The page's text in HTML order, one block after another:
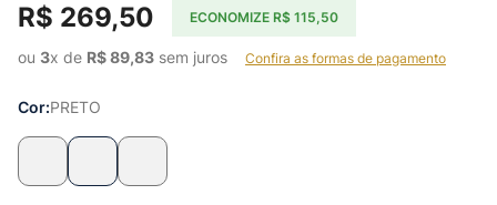
R$ 269,50 ECONOMIZE R$ 115,50
ou 3x de R$89,83 sem juros Confira as formas de pagamento
Cor PRETO